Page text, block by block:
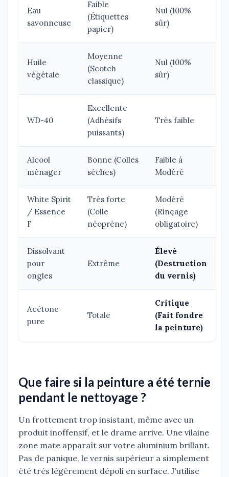
Eau
savonneuse
Faible
(Étiquettes
papier)
Nul (100%
sûr)
Huile
végétale
Moyenne
(Scotch
classique)
Nul (100%
sûr)
WD-40
Excellente
(Adhésifs
puissants)
Très faible
Alcool
ménager
Bonne (Colles
sèches)
Faible à
Modéré
White Spirit
/ Essence
F
Très forte
(Colle
néoprène)
Modéré
(Rinçage
obligatoire)
Dissolvant
pour
ongles
Extrême
Élevé
(Destruction
du vernis)
Acétone
pure
Totale
Critique
(Fait fondre
la peinture)
Que faire si la peinture a été ternie
pendant le nettoyage ?
Un frottement trop insistant, même avec un
produit inoffensif, et le drame arrive. Une vilaine
zone mate apparaît sur votre aluminium brillant.
Pas de panique, le vernis supérieur a simplement
été très légèrement dépoli en surface. J'utilise